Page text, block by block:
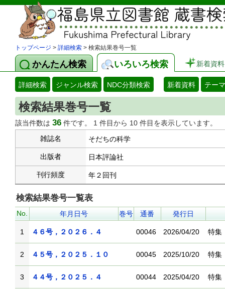
トップページ > 詳細検索 > 検索結果巻号一覧
かんたん検索 いろいろ検索 新着資料
詳細検索 ジャンル検索 NDC分類検索 新着資料 テー
検索結果巻号一覧
該当件数は 36 件です。 1 件目から 10 件目を表示しています。
雑誌名
そだちの科学
出版者 日本評論社
刊行頻度 年２回刊
検索結果巻号一覧表
No. 年月日号 巻号 通番 発行日
1 ４６号，２０２６．４ 00046 2026/04/20 特集
2 ４５号，２０２５．１０ 00045 2025/10/20 特集
3 ４４号，２０２５．４ 00044 2025/04/20 特集